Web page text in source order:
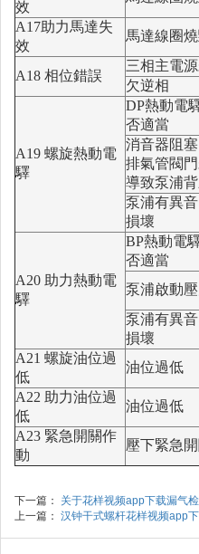
效
A17助力馬達失
效
馬達線圈
A18 相位錯誤
三相主電
欠逆相
A19 螺旋熱動電
驛
DP熱動電
否適當
消音器阻塞
排氣管閥門未
導致泵浦
泵浦有異音
損壞
A20 助力熱動電
驛
BP熱動電
否適當
泵浦啟動
泵浦有異音
損壞
A21 螺旋油位過
低
油位過低
A22 助力油位過
低
油位過低
A23 緊急開關作
動
壓下緊急
下一篇：
关于花样视频app下载漏气
上一篇： 汉钟干式螺杆花样视频app